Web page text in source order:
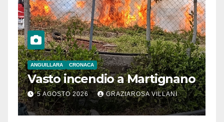
ANGUILLARA CRONACA
Vasto incendio a Martignano
5 AGOSTO 2026 GRAZIAROSA VILLANI